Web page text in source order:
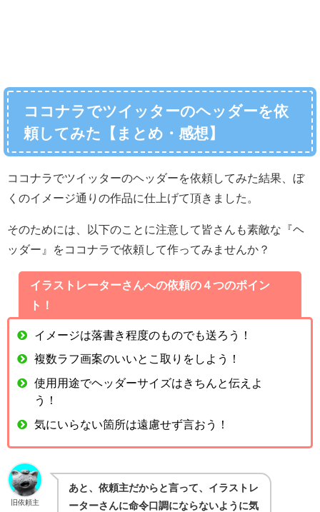
ココナラでツイッターのヘッダーを依
頼してみた【まとめ・感想】
ココナラでツイッターのヘッダーを依頼してみた結果、ぼ
くのイメージ通りの作品に仕上げて頂きました。
そのためには、以下のことに注意して皆さんも素敵な『ヘ
ッダー』をココナラで依頼して作ってみませんか？
イラストレーターさんへの依頼の４つのポイン
ト！
イメージは落書き程度のものでも送ろう！
複数ラフ画案のいいとこ取りをしよう！
使用用途でヘッダーサイズはきちんと伝えよ
う！
気にいらない箇所は遠慮せず言おう！
旧依頼主
あと、依頼主だからと言って、イラストレ
ーターさんに命令口調にならないように気